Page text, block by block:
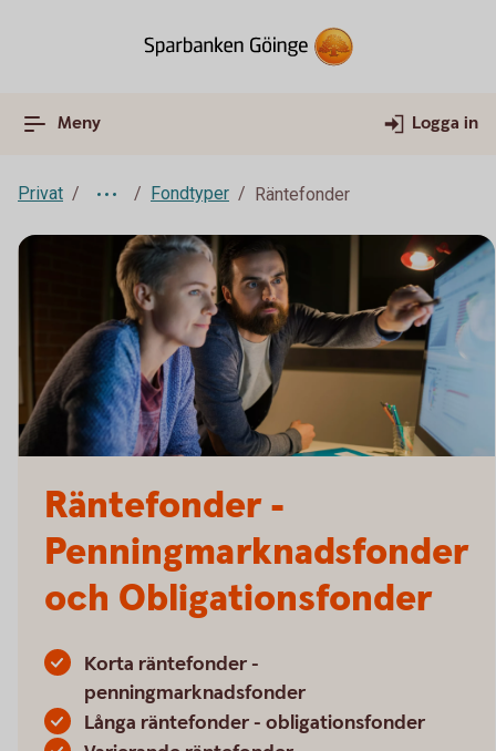
Meny Logga in
Privat Fondtyper Räntefonder
Räntefonder -
Penningmarknadsfonder
och Obligationsfonder
Korta räntefonder -
penningmarknadsfonder
Långa räntefonder - obligationsfonder